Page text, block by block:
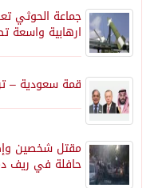
جماعة الحوثي
ارهابية واسعة
قمة سعودية –
حافلة في ريف